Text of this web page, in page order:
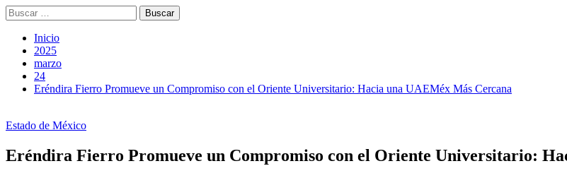
Buscar:
Inicio
2025
marzo
24
Eréndira Fierro Promueve un Compromiso con el Oriente Universitario: Hacia una UAEMéx Más Cercana
Estado de México
Eréndira Fierro Promueve un Compromiso con el Oriente Universitario: